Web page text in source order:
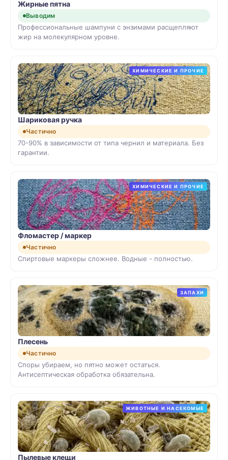
Жирные пятна
Выводим
Профессиональные шампуни с энзимами расщепляют
жир на молекулярном уровне.
ХИМИЧЕСКИЕ И ПРОЧИЕ
Шариковая ручка
Частично
70-90% в зависимости от типа чернил и материала. Без
гарантии.
ХИМИЧЕСКИЕ И ПРОЧИЕ
Фломастер / маркер
Частично
Спиртовые маркеры сложнее. Водные - полностью.
ЗАПАХИ
Плесень
Частично
Споры убираем, но пятно может остаться.
Антисептическая обработка обязательна.
ЖИВОТНЫЕ И НАСЕКОМЫЕ
Пылевые клещи